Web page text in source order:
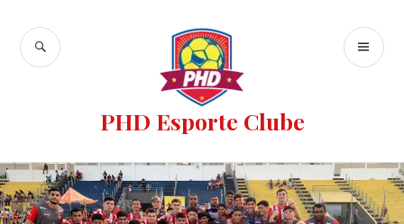
PHD Esporte Clube